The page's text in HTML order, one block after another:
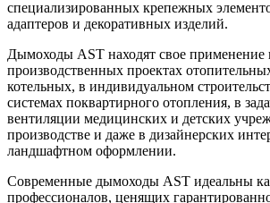
специализированных крепежных
адаптеров и декоративных изделий.
Дымоходы AST находят свое применение
производственных проектах
котельных, в индивидуальном
системах поквартирного отопления, в
вентиляции медицинских и детских
производстве и даже в дизайнерских
ландшафтном оформлении.
Современные дымоходы AST идеальны
профессионалов, ценящих